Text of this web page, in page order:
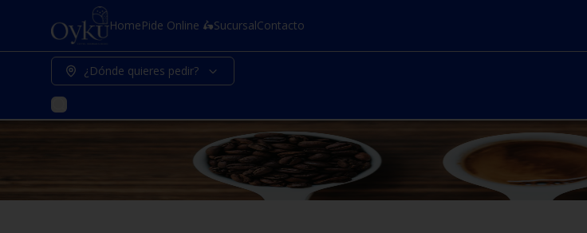
HomePide Online 🛵SucursalContacto
¿Dónde quieres pedir?